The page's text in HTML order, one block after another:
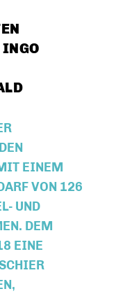
EINEM
VON 126
UND
DEM V
EINE I
Z
T